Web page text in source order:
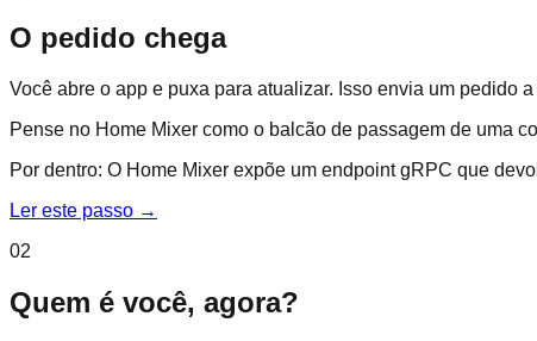
O pedido chega
Você abre o app e puxa para atualizar. Isso envia um pedido
Pense no Home Mixer como o balcão de passagem de uma
Por dentro: O Home Mixer expõe um endpoint gRPC que
Ler este passo →
02
Quem é você, agora?